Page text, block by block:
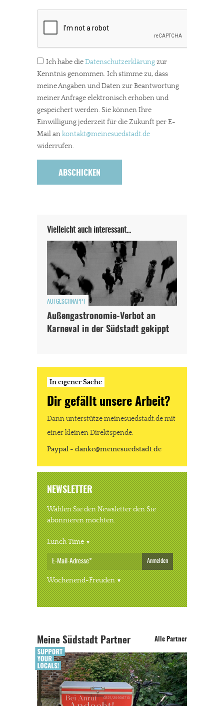
Ich habe dieDatenschutzerklärungzur
Kenntnis genommen. Ich stimme zu, dass
meine Angaben und Daten zur Beantwortung
meiner Anfrage elektronisch erhoben und
gespeichert werden. Sie können Ihre
Einwilligung jederzeit für die Zukunft per E-
Mail ankontakt@meinesuedstadt.de
widerrufen.
Vielleicht auch interessant…
AUFGESCHNAPPT
Außengastronomie-Verbot an
Karneval in der Südstadt gekippt
In eigener Sache
Dir gefällt unsere Arbeit?
Dann unterstütze meinesuedstadt.de mit
einer kleinen Direktspende.
Paypal - danke@meinesuedstadt.de
NEWSLETTER
Wählen Sie den Newsletter den Sie
abonnieren möchten.
Lunch Time
Anmelden
Wochenend-Freuden
Meine Südstadt Partner Alle Partner